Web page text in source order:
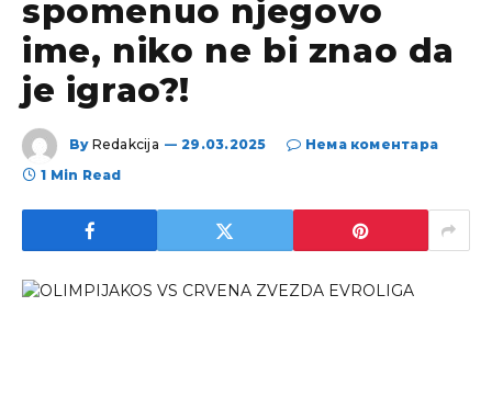
spomenuo njegovo
ime, niko ne bi znao da
je igrao?!
By Redakcija 29.03.2025
Нема коментара
1 Min Read